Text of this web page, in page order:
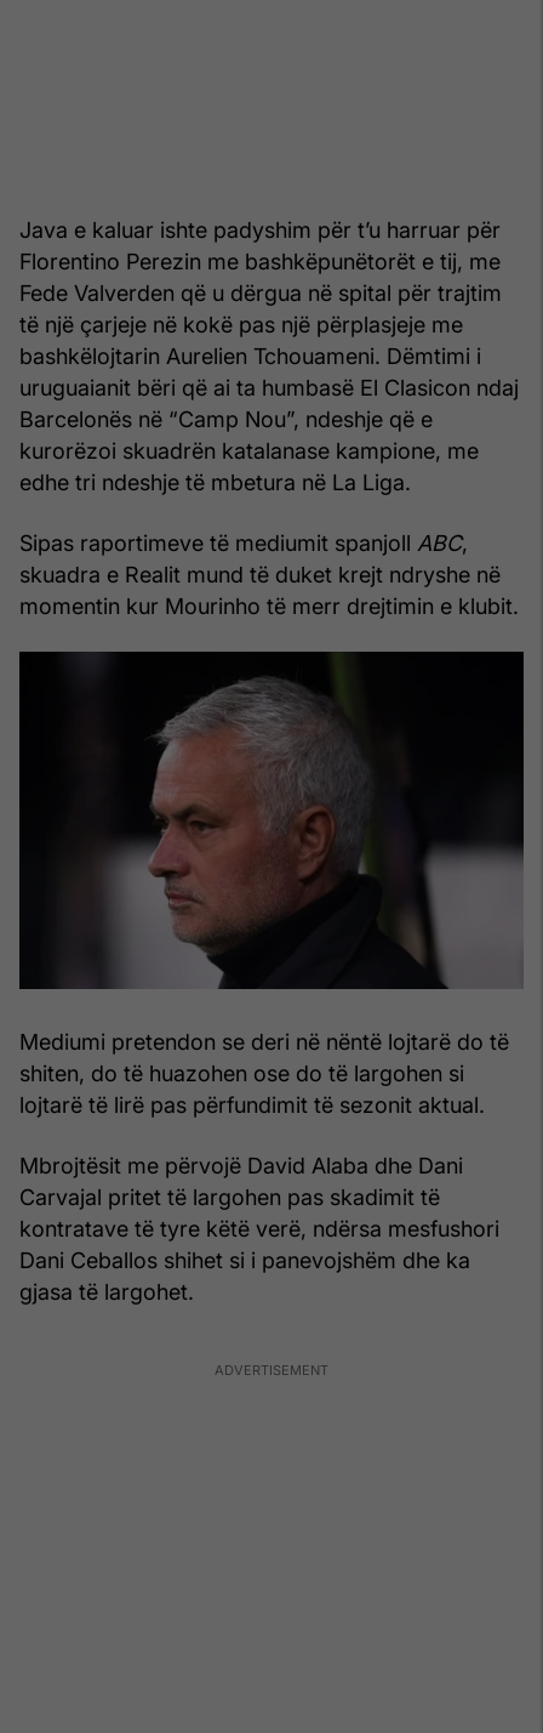
Java e kaluar ishte padyshim për t’u harruar për
Florentino Perezin me bashkëpunëtorët e tij, me
Fede Valverden që u dërgua në spital për trajtim
të një çarjeje në kokë pas një përplasjeje me
bashkëlojtarin Aurelien Tchouameni. Dëmtimi i
uruguaianit bëri që ai ta humbasë El Clasicon ndaj
Barcelonës në “Camp Nou”, ndeshje që e
kurorëzoi skuadrën katalanase kampione, me
edhe tri ndeshje të mbetura në La Liga.
Sipas raportimeve të mediumit spanjoll ABC,
skuadra e Realit mund të duket krejt ndryshe në
momentin kur Mourinho të merr drejtimin e klubit.
Mediumi pretendon se deri në nëntë lojtarë do të
shiten, do të huazohen ose do të largohen si
lojtarë të lirë pas përfundimit të sezonit aktual.
Mbrojtësit me përvojë David Alaba dhe Dani
Carvajal pritet të largohen pas skadimit të
kontratave të tyre këtë verë, ndërsa mesfushori
Dani Ceballos shihet si i panevojshëm dhe ka
gjasa të largohet.